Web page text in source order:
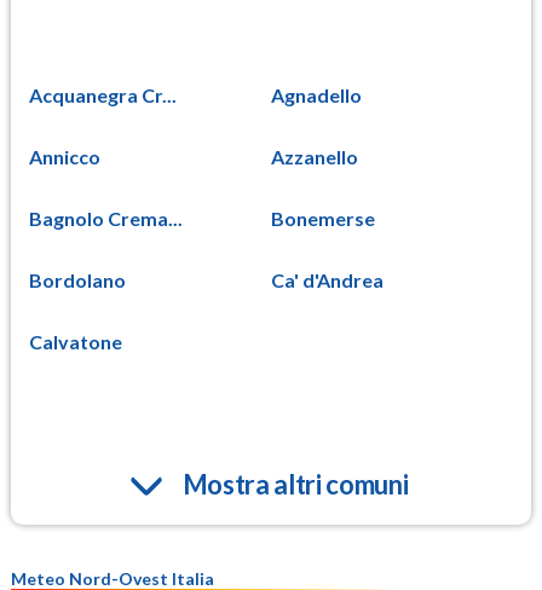
Acquanegra Cr... Agnadello
Annicco Azzanello
Bagnolo Crema... Bonemerse
Bordolano Ca' d'Andrea
Calvatone
Mostra altri comuni
Meteo Nord-Ovest Italia